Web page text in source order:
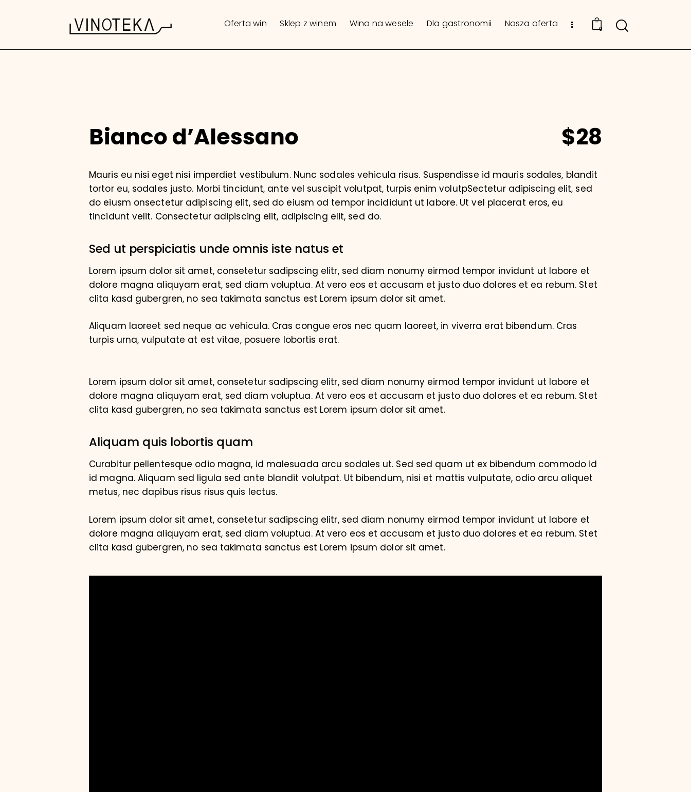
Oferta win Sklep z winem Wina na wesele Dla gastronomii Nasza oferta 0
Bianco d’Alessano $28
Mauris eu nisi eget nisi imperdiet vestibulum. Nunc sodales vehicula risus. Suspendisse id mauris sodales, blandit
tortor eu, sodales justo. Morbi tincidunt, ante vel suscipit volutpat, turpis enim volutpSectetur adipiscing elit, sed
do eiusm onsectetur adipiscing elit, sed do eiusm od tempor incididunt ut labore. Ut vel placerat eros, eu
tincidunt velit. Consectetur adipiscing elit, adipiscing elit, sed do.
Sed ut perspiciatis unde omnis iste natus et
Lorem ipsum dolor sit amet, consetetur sadipscing elitr, sed diam nonumy eirmod tempor invidunt ut labore et
dolore magna aliquyam erat, sed diam voluptua. At vero eos et accusam et justo duo dolores et ea rebum. Stet
clita kasd gubergren, no sea takimata sanctus est Lorem ipsum dolor sit amet.
Aliquam laoreet sed neque ac vehicula. Cras congue eros nec quam laoreet, in viverra erat bibendum. Cras
turpis urna, vulputate at est vitae, posuere lobortis erat.
Lorem ipsum dolor sit amet, consetetur sadipscing elitr, sed diam nonumy eirmod tempor invidunt ut labore et
dolore magna aliquyam erat, sed diam voluptua. At vero eos et accusam et justo duo dolores et ea rebum. Stet
clita kasd gubergren, no sea takimata sanctus est Lorem ipsum dolor sit amet.
Aliquam quis lobortis quam
Curabitur pellentesque odio magna, id malesuada arcu sodales ut. Sed sed quam ut ex bibendum commodo id
id magna. Aliquam sed ligula sed ante blandit volutpat. Ut bibendum, nisi et mattis vulputate, odio arcu aliquet
metus, nec dapibus risus risus quis lectus.
Lorem ipsum dolor sit amet, consetetur sadipscing elitr, sed diam nonumy eirmod tempor invidunt ut labore et
dolore magna aliquyam erat, sed diam voluptua. At vero eos et accusam et justo duo dolores et ea rebum. Stet
clita kasd gubergren, no sea takimata sanctus est Lorem ipsum dolor sit amet.